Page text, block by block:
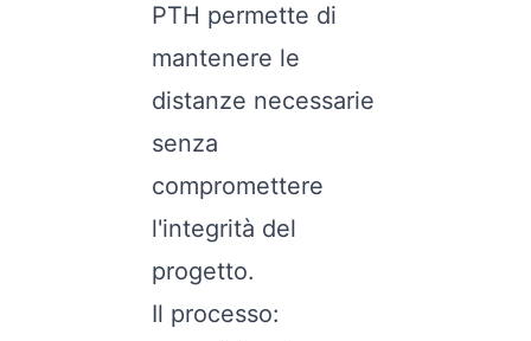
PTH permette di
mantenere le
distanze necessarie
senza
compromettere
l'integrità del
progetto.
Il processo: